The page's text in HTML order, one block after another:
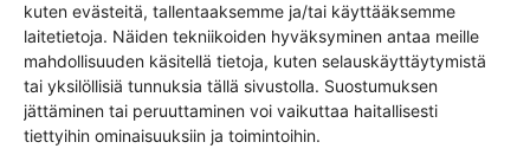
kuten evästeitä, tallentaaksemme ja/tai käyttääksemme
laitetietoja. Näiden tekniikoiden hyväksyminen antaa meille
mahdollisuuden käsitellä tietoja, kuten selauskäyttäytymistä
tai yksilöllisiä tunnuksia tällä sivustolla. Suostumuksen
jättäminen tai peruuttaminen voi vaikuttaa haitallisesti
tiettyihin ominaisuuksiin ja toimintoihin.
ARABIAN RUOKA-ASTIAT
Lautaset
Get -5%
off?
Yes! I want the discount